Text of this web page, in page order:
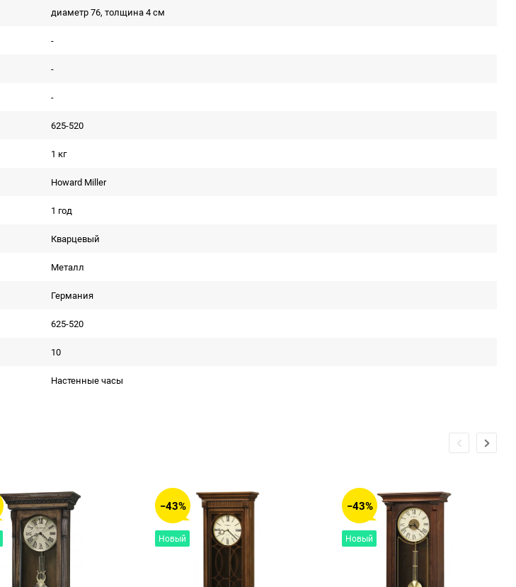
диаметр 76, толщина 4 см
-
-
-
625-520
1 кг
Howard Miller
1 год
Кварцевый
Металл
Германия
625-520
10
Настенные часы
−43%
Новый
−43%
Новый